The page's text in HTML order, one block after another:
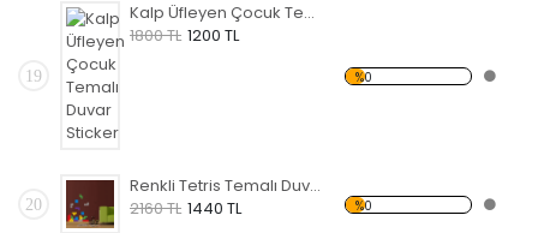
19
Kalp Üfleyen Çocuk Temalı Duvar Sticker
1800 TL 1200 TL
%0
20
Renkli Tetris Temalı Duvar Sticker
2160 TL 1440 TL %0